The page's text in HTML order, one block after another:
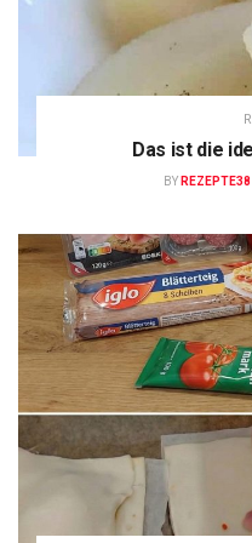
Das ist die
BY REZEPTE38